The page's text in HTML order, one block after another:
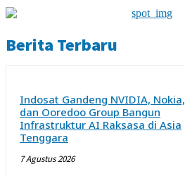
Berita Terbaru
Indosat Gandeng NVIDIA, Nokia,
dan Ooredoo Group Bangun
Infrastruktur AI Raksasa di Asia
Tenggara
7 Agustus 2026